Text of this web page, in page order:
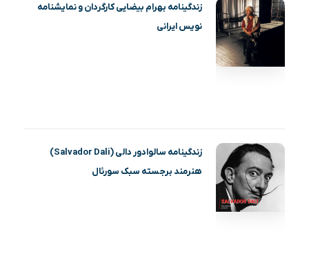
زندگینامه بهرام بیضایی کارگردان و نمایشنامه
نویس ایرانی
زندگینامه سالوادور دالی (Salvador Dali)
هنرمند برجسته سبک سورئال